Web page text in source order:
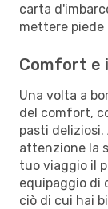
carta
mettere piede
Comfort e
Una volta a
del comfort,
pasti
attenzione la
tuo viaggio il
equipaggio di
ciò di cui hai